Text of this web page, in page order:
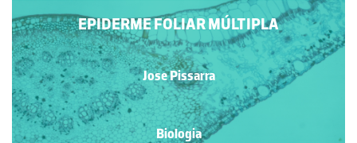
EPIDERME FOLIAR MÚLTIPLA
Jose Pissarra
Biologia